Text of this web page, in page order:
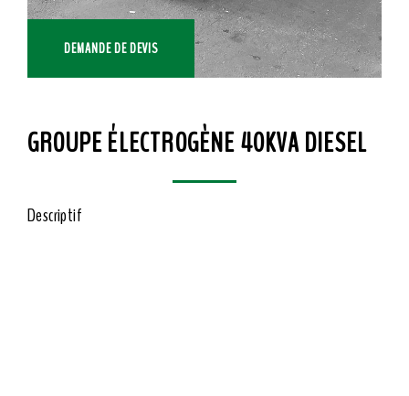
DEMANDE DE DEVIS
GROUPE ÉLECTROGÈNE 40KVA DIESEL
Descriptif